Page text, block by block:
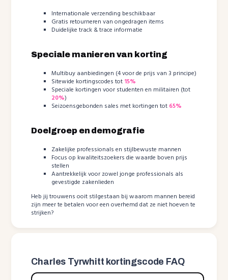
Internationale verzending beschikbaar
Gratis retourneren van ongedragen items
Duidelijke track & trace informatie
Speciale manieren van korting
Multibuy aanbiedingen (4 voor de prijs van 3 principe)
Sitewide kortingscodes tot 15%
Speciale kortingen voor studenten en militairen (tot
20%)
Seizoensgebonden sales met kortingen tot 65%
Doelgroep en demografie
Zakelijke professionals en stijlbewuste mannen
Focus op kwaliteitszoekers die waarde boven prijs
stellen
Aantrekkelijk voor zowel jonge professionals als
gevestigde zakenlieden
Heb jij trouwens ooit stilgestaan bij waarom mannen bereid
zijn meer te betalen voor een overhemd dat ze niet hoeven te
strijken?
Charles Tyrwhitt kortingscode FAQ